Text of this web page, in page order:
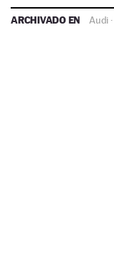
ARCHIVADO EN Audi ·